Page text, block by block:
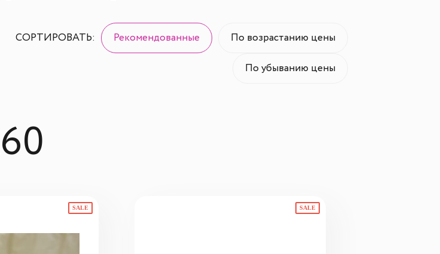
СОРТИРОВАТЬ: Рекомендованные По возрастанию цены
По убыванию цены
SALE SALE